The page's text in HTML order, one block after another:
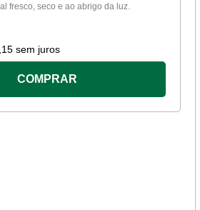
fresco, seco e ao abrigo da luz.
sem juros
COMPRAR